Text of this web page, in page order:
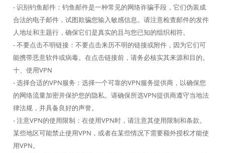
- 识别钓鱼邮件：钓鱼邮件是一种常见的网络诈骗手段，它们伪装成
合法的电子邮件，试图欺骗您输入敏感信息。请注意检查邮件的发件
人地址和主题行，确保它们是真实的且与您已知的组织相符。
- 不要点击不明链接：不要点击来历不明的链接或附件，因为它们可
能携带恶意软件或病毒。在点击链接前，请务必核实其来源和目的。
十、使用VPN
- 选择合适的VPN服务：选择一个可靠的VPN服务提供商，以确保您
的网络流量加密并保护您的隐私。请确保所选VPN提供商遵守当地法
律法规，并具备良好的声誉。
- 注意VPN的使用限制：在使用VPN时，请注意其使用限制和条款。
某些地区可能禁止使用VPN，或者在某些情况下需要额外授权才能使
用VPN。